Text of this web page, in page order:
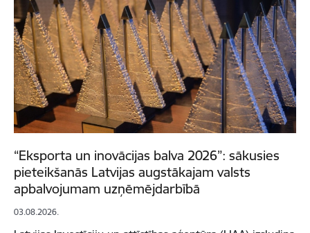
“Eksporta un inovācijas balva 2026”: sākusies
pieteikšanās Latvijas augstākajam valsts
apbalvojumam uzņēmējdarbībā
03.08.2026.